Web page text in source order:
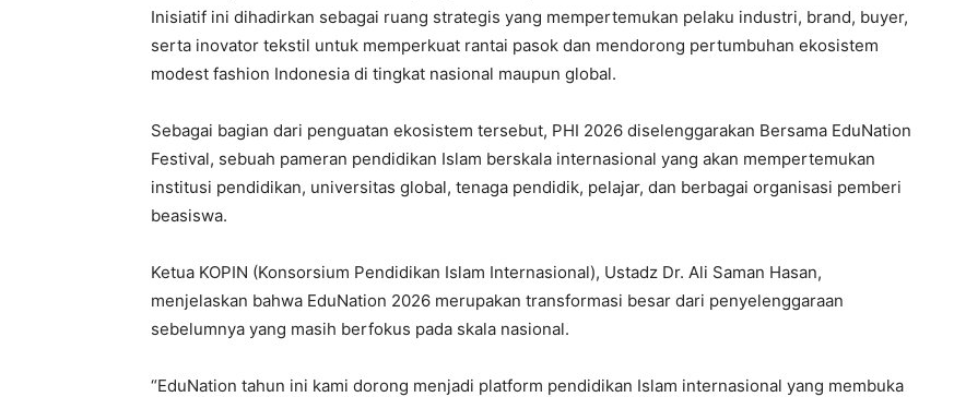
Inisiatif ini dihadirkan sebagai ruang strategis yang mempertemukan pelaku industri, brand, buyer,
serta inovator tekstil untuk memperkuat rantai pasok dan mendorong pertumbuhan ekosistem
modest fashion Indonesia di tingkat nasional maupun global.
Sebagai bagian dari penguatan ekosistem tersebut, PHI 2026 diselenggarakan Bersama EduNation
Festival, sebuah pameran pendidikan Islam berskala internasional yang akan mempertemukan
institusi pendidikan, universitas global, tenaga pendidik, pelajar, dan berbagai organisasi pemberi
beasiswa.
Ketua KOPIN (Konsorsium Pendidikan Islam Internasional), Ustadz Dr. Ali Saman Hasan,
menjelaskan bahwa EduNation 2026 merupakan transformasi besar dari penyelenggaraan
sebelumnya yang masih berfokus pada skala nasional.
“EduNation tahun ini kami dorong menjadi platform pendidikan Islam internasional yang membuka